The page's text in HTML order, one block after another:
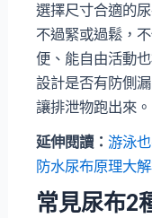
選擇尺寸合適的
不過緊或過鬆，
便、能自由活動
設計是否有防側
讓排泄物跑出來。
延伸閱讀：游泳
防水尿布原理大
常見尿布2